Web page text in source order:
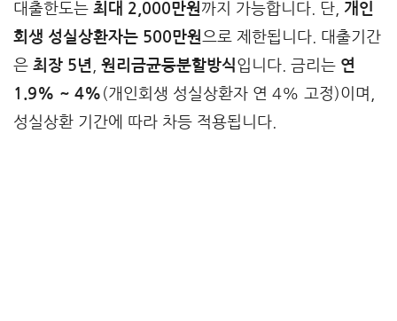
대출한도는 최대 2,000만원까지 가능합니다. 단, 개인
회생 성실상환자는 500만원으로 제한됩니다. 대출기간
은 최장 5년 원리금균등분할방식입니다. 금리는 연
1.9% ~ 4% (개인회생 성실상환자 연 4% 고정)이며,
성실상환 기간에 따라 차등 적용됩니다.